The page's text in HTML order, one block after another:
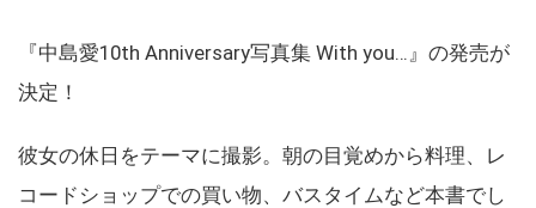
『中島愛10th Anniversary写真集 With you…』の発売が
決定！
彼女の休日をテーマに撮影。朝の目覚めから料理、レ
コードショップでの買い物、バスタイムなど本書でし